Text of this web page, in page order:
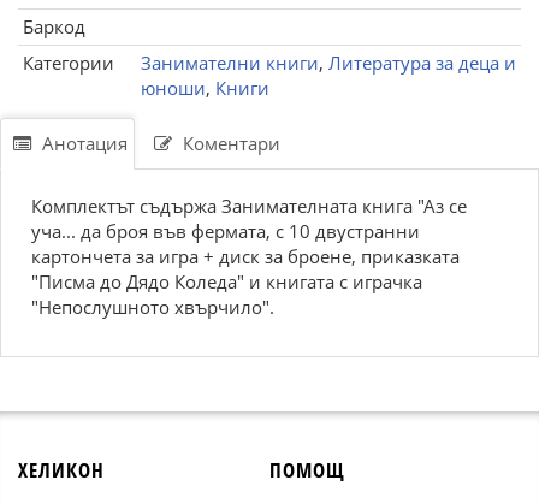
Баркод
Категории
Занимателни книги, Литература за деца и
юноши, Книги
Анотация Коментари
Комплектът съдържа Занимателната книга "Аз се
уча... да броя във фермата, с 10 двустранни
картончета за игра + диск за броене, приказката
"Писма до Дядо Коледа" и книгата с играчка
"Непослушното хвърчило".
ХЕЛИКОН ПОМОЩ